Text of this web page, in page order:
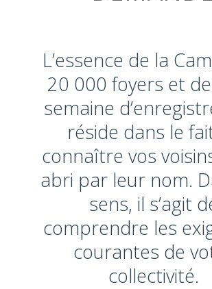
L’essence de la
20 000 foyers et
semaine
réside dans le
connaître vos
abri par leur nom.
sens, il s’agit
comprendre les
courantes de
collectivité.